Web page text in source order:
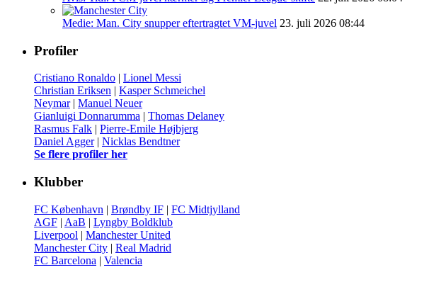
Medie: Man. City snupper eftertragtet VM-juvel 23. juli 2026 08:44
Profiler
Cristiano Ronaldo | Lionel Messi
Christian Eriksen | Kasper Schmeichel
Neymar| Manuel Neuer
Gianluigi Donnarumma | Thomas Delaney
Rasmus Falk | Pierre-Emile Højbjerg
Daniel Agger| Nicklas Bendtner
Se flere profiler her
Klubber
FC København | Brøndby IF | FC Midtjylland
AGF | AaB | Lyngby Boldklub
Liverpool | Manchester United
Manchester City | Real Madrid
FC Barcelona | Valencia